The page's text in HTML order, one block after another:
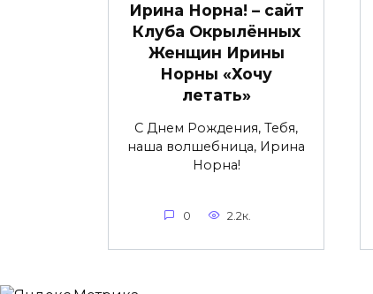
Ирина Норна! – сайт
Клуба Окрылённых
Женщин Ирины
Норны «Хочу
летать»
С Днем Рождения, Тебя,
наша волшебница, Ирина
Норна!
0 2.2к.